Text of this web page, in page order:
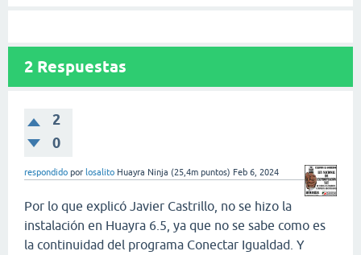
2 Respuestas
2
0
respondido por losalito Huayra Ninja (25,4m puntos) Feb 6, 2024
Por lo que explicó Javier Castrillo, no se hizo la
instalación en Huayra 6.5, ya que no se sabe como es
la continuidad del programa Conectar Igualdad. Y